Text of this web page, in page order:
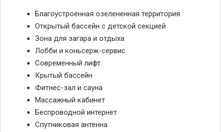
Благоустроенная озелененная территория
Открытый бассейн с детской секцией
Зона для загара и отдыха
Лобби и коньсерж-сервис
Современный лифт
Крытый бассейн
Фитнес-зал и сауна
Массажный кабинет
Беспроводной интернет
Спутниковая антенна